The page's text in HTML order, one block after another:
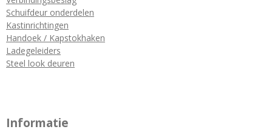
Schuifdeur onderdelen
Kastinrichtingen
Handoek / Kapstokhaken
Ladegeleiders
Steel look deuren
Informatie